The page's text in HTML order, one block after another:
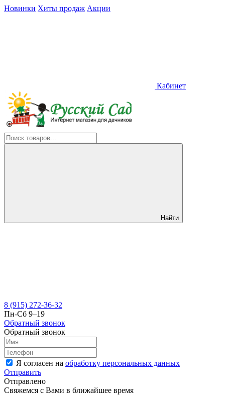
Новинки Хиты продаж Акции
Кабинет
Найти
8 (915) 272-36-32
Пн-Сб 9–19
Обратный звонок
Обратный звонок
Я согласен на обработку персональных данных
Отправить
Отправлено
Свяжемся с Вами в ближайшее время